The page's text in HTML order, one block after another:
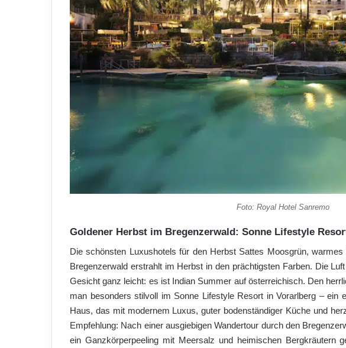
Foto: Royal Hotel Sanremo
Goldener Herbst im Bregenzerwald: Sonne Lifestyle
Die schönsten Luxushotels für den Herbst Sattes Moosgrün,
Bregenzerwald erstrahlt im Herbst in den prächtigsten Farben. Die
Gesicht ganz leicht: es ist Indian Summer auf österreichisch. Den
man besonders stilvoll im Sonne Lifestyle Resort in Vorarlberg – ein
Haus, das mit modernem Luxus, guter bodenständiger Küche und
Empfehlung: Nach einer ausgiebigen Wandertour durch den
ein Ganzkörperpeeling mit Meersalz und heimischen Bergkräutern